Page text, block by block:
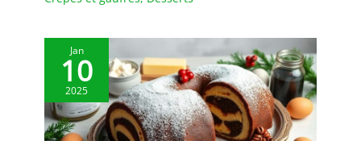
bon temp de dessert ☞☞
anciennes compétences
de fabrication de la
porcelaine transmises
dans le folklore chinois,
la cuisson à température
précise, la surface
Jan
10
2025